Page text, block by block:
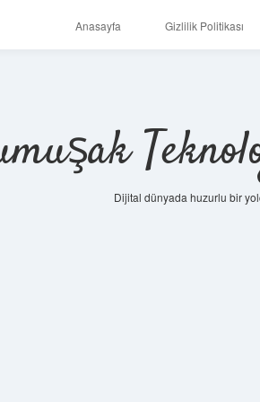
Anasayfa Gizlilik Politikası
Dijital dünyada huzurlu bir